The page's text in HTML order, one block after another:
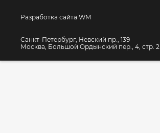
Разработка сайта WM
Санкт-Петербург, Невский пр., 139
Москва, Большой Ордынский пер., 4, стр. 2